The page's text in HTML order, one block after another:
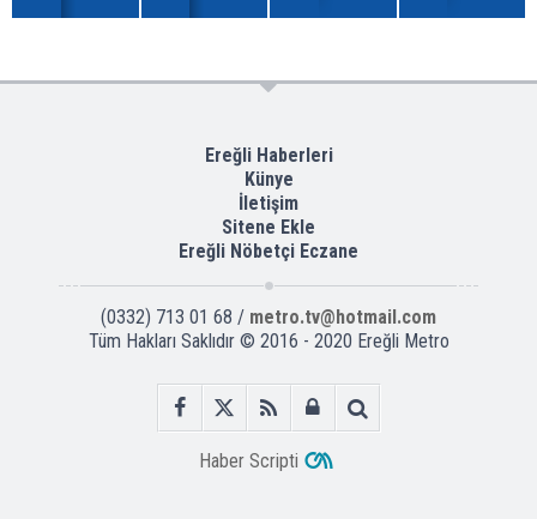
Ereğli Haberleri
Künye
İletişim
Sitene Ekle
Ereğli Nöbetçi Eczane
(0332) 713 01 68 / metro.tv@hotmail.com
Tüm Hakları Saklıdır © 2016 - 2020 Ereğli Metro
Haber Scripti